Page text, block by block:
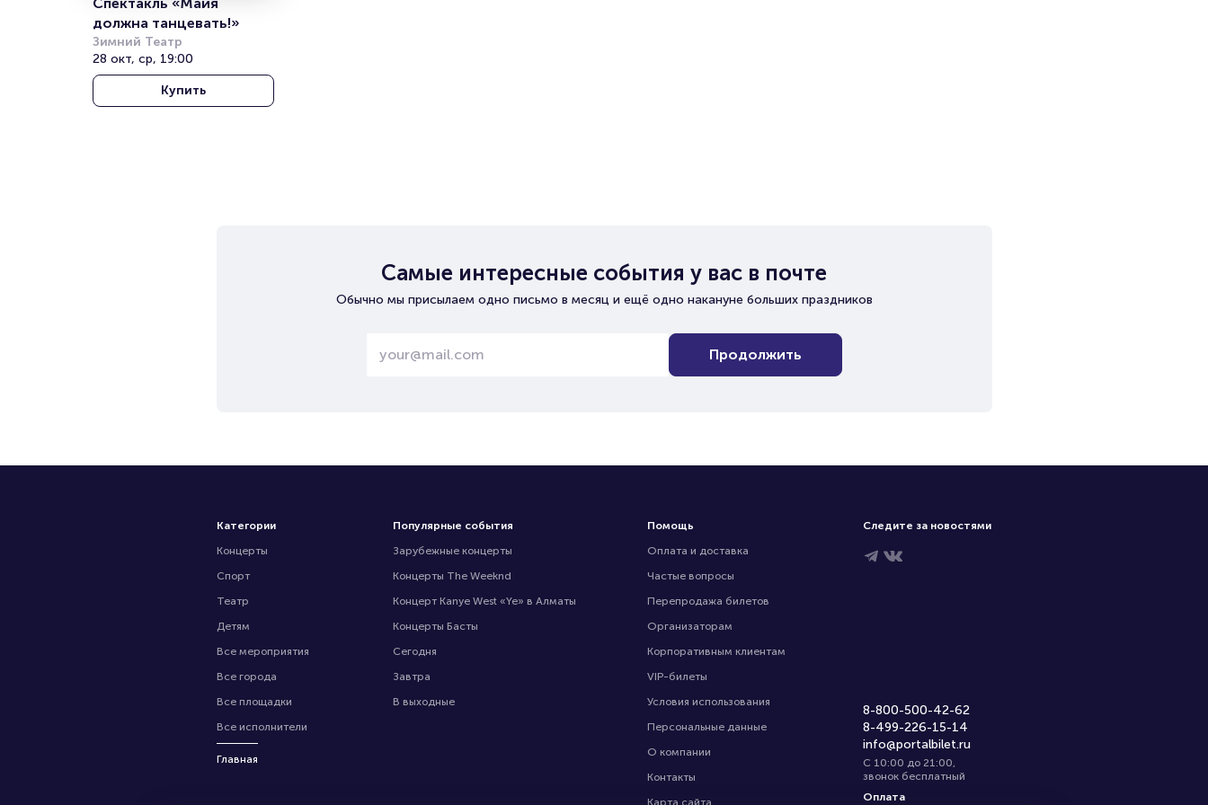
должна танцевать!»
Зимний Театр
28 окт, ср, 19:00
Купить
Самые интересные события у вас в почте
Обычно мы присылаем одно письмо в месяц и ещё одно накануне больших праздников
Продолжить
Категории
Концерты
Спорт
Театр
Детям
Все мероприятия
Все города
Все площадки
Все исполнители
Главная
Популярные события
Зарубежные концерты
Концерты The Weeknd
Концерт Kanye West «Ye» в Алматы
Концерты Басты
Сегодня
Завтра
В выходные
Помощь
Оплата и доставка
Частые вопросы
Перепродажа билетов
Организаторам
Корпоративным клиентам
VIP-билеты
Условия использования
Персональные данные
О компании
Контакты
Карта сайта
Следите за новостями
8-800-500-42-62
8-499-226-15-14
info@portalbilet.ru
С 10:00 до 21:00,
звонок бесплатный
Оплата